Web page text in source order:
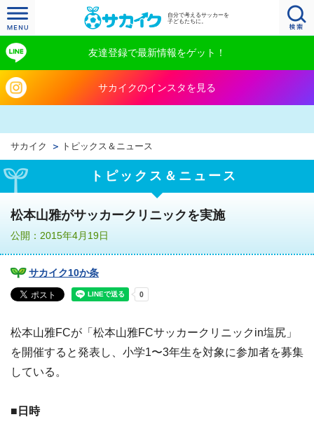
自分で考えるサッカーを
子どもたちに。
友達登録で最新情報をゲット！
サカイクのインスタを見る
サカイク トピックス＆ニュース
トピックス＆ニュース
松本山雅がサッカークリニックを実施
公開：2015年4月19日
サカイク10か条
松本山雅FCが「松本山雅FCサッカークリニックin塩尻」
を開催すると発表し、小学1〜3年生を対象に参加者を募集
している。
■日時